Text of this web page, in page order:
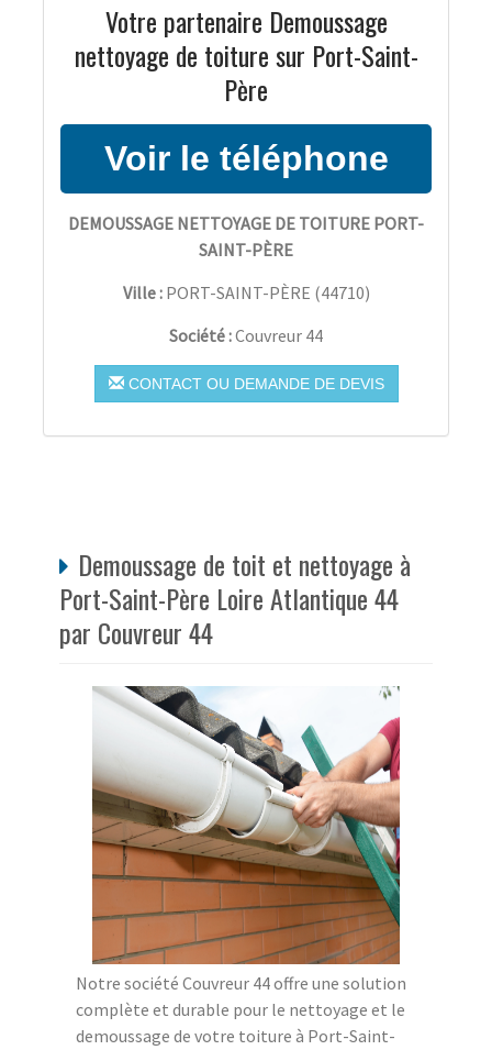
Votre partenaire Demoussage
nettoyage de toiture sur Port-Saint-
Père
DEMOUSSAGE NETTOYAGE DE TOITURE PORT-
SAINT-PÈRE
Ville : PORT-SAINT-PÈRE (44710)
Société :Couvreur 44
CONTACT OU DEMANDE DE DEVIS
Demoussage de toit et nettoyage à
Port-Saint-Père Loire Atlantique 44
par Couvreur 44
Notre société Couvreur 44 offre une solution
complète et durable pour le nettoyage et le
demoussage de votre toiture à Port-Saint-